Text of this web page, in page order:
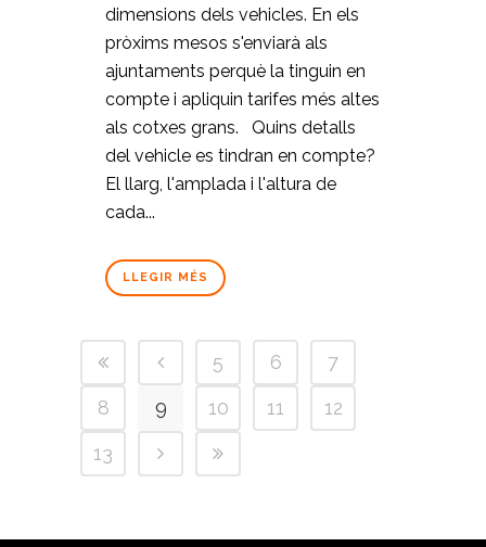
dimensions dels vehicles. En els
pròxims mesos s'enviarà als
ajuntaments perquè la tinguin en
compte i apliquin tarifes més altes
als cotxes grans. Quins detalls
del vehicle es tindran en compte?
El llarg, l'amplada i l'altura de
cada...
LLEGIR MÉS
5 6
7
8
9 10 11
12
13